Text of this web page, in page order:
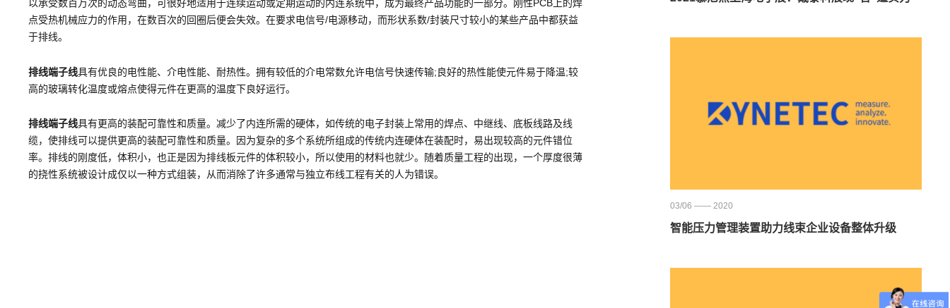
以承受数百万次的动态弯曲，可很好地适用于连续运动或定期运动的内连系统中，成为最终产品功能的一部分。刚性PCB上的焊
点受热机械应力的作用，在数百次的回圈后便会失效。在要求电信号/电源移动，而形状系数/封装尺寸较小的某些产品中都获益
于排线。
排线端子线具有优良的电性能、介电性能、耐热性。拥有较低的介电常数允许电信号快速传输;良好的热性能使元件易于降温;较
高的玻璃转化温度或熔点使得元件在更高的温度下良好运行。
排线端子线具有更高的装配可靠性和质量。减少了内连所需的硬体，如传统的电子封装上常用的焊点、中继线、底板线路及线
缆，使排线可以提供更高的装配可靠性和质量。因为复杂的多个系统所组成的传统内连硬体在装配时，易出现较高的元件错位
率。排线的刚度低，体积小，也正是因为排线板元件的体积较小，所以使用的材料也就少。随着质量工程的出现，一个厚度很薄
的挠性系统被设计成仅以一种方式组装，从而消除了许多通常与独立布线工程有关的人为错误。
03/06 —— 2020
智能压力管理装置助力线束企业设备整体升级